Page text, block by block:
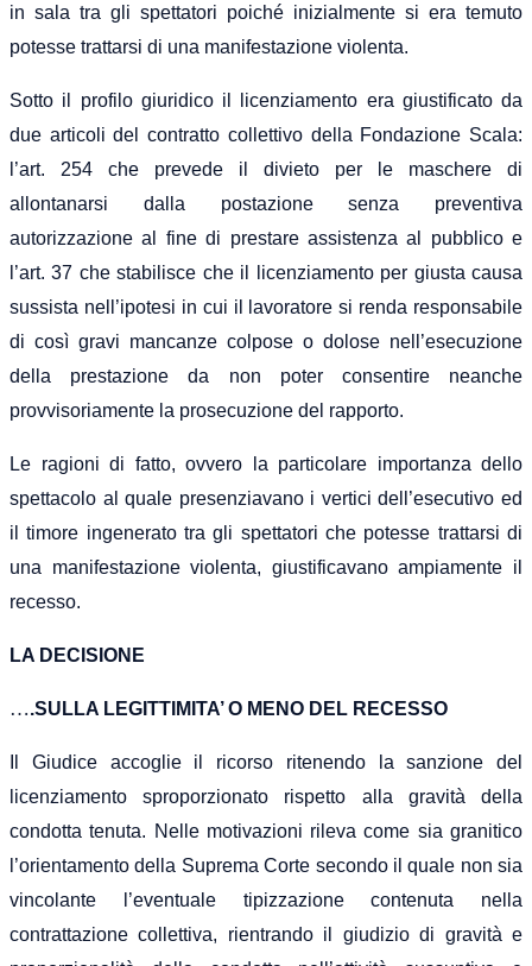
in sala tra gli spettatori poiché inizialmente si era temuto
potesse trattarsi di una manifestazione violenta.
Sotto il profilo giuridico il licenziamento era giustificato da
due articoli del contratto collettivo della Fondazione Scala:
l’art. 254 che prevede il divieto per le maschere di
allontanarsi dalla postazione senza preventiva
autorizzazione al fine di prestare assistenza al pubblico e
l’art. 37 che stabilisce che il licenziamento per giusta causa
sussista nell’ipotesi in cui il lavoratore si renda responsabile
di così gravi mancanze colpose o dolose nell’esecuzione
della prestazione da non poter consentire neanche
provvisoriamente la prosecuzione del rapporto.
Le ragioni di fatto, ovvero la particolare importanza dello
spettacolo al quale presenziavano i vertici dell’esecutivo ed
il timore ingenerato tra gli spettatori che potesse trattarsi di
una manifestazione violenta, giustificavano ampiamente il
recesso.
LA DECISIONE
….SULLA LEGITTIMITA’ O MENO DEL RECESSO
Il Giudice accoglie il ricorso ritenendo la sanzione de
licenziamento sproporzionato rispetto alla gravità della
condotta tenuta. Nelle motivazioni rilevacome sia granitico
l’orientamento della Suprema Corte secondo il quale non sia
vincolante l’eventualetipizzazione contenuta nella
contrattazione collettiva, rientrando il giudizio di gravità e